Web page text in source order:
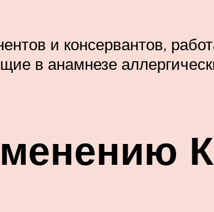
и консервантов,
в анамнезе